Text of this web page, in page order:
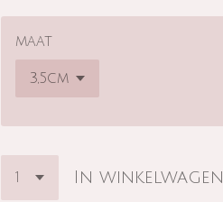
maat
In winkelwagen